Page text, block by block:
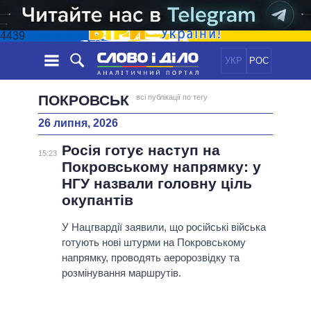
4439
УКР РОС
НОВИНИ
СТРІЧКА
ПОДІЇ
СТАТТІ
ДУМКИ
ОГЛЯДИ
ДАЙДЖЕСТИ
ЕКОНОМІКА
СУСПІЛЬСТВО
СВІТ
ПОЛIТИКИ
УСІ ПОЛІТИКИ
ПРЕЗИДЕНТ І ОФІС
ВЕРХОВНА РАДА
КАБІНЕТ МІНІСТРІВ
ГОЛОВИ ОБЛАДМІНІСТРАЦІЙ
ІНФОГРАФІКА
ПІДТРИМАТИ
ПОРІВНЯННЯ ПОЛІТИКІВ
ПОКРОВСЬК всі публікації по тегу
26 липня, 2026
15:23
Росія готує наступ на
Покровському напрямку: у
НГУ назвали головну ціль
окупантів
У Нацгвардії заявили, що російські війська
готують нові штурми на Покровському
напрямку, проводять аеророзвідку та
розмінування маршрутів.